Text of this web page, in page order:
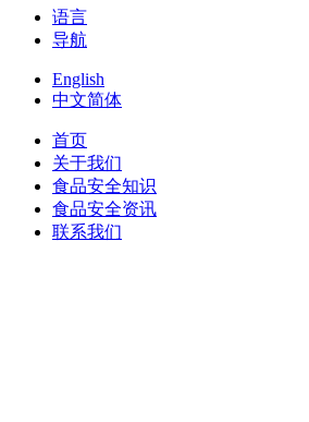
语言
导航
English
中文简体
首页
关于我们
食品安全知识
食品安全资讯
联系我们